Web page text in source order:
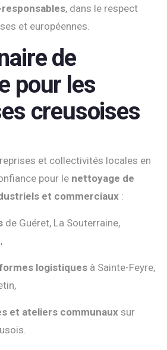
, dans le respect
et européennes.
de
pour les
creusoises
et collectivités locales en
pour le nettoyage de
et commerciaux :
de Guéret, La Souterraine,
logistiques à Sainte-Feyre,
et ateliers communaux sur